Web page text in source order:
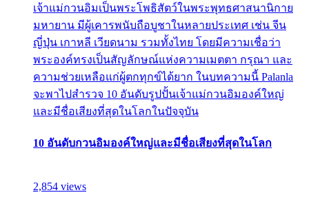
เจ้าแม่กวนอิมเป็นพระโพธิสัตว์ในพระพุทธศาสนานิกาย
มหายาน มีผู้เคารพนับถือบูชาในหลายประเทศ เช่น จีน
ญี่ปุ่น เกาหลี เวียดนาม รวมทั้งไทย โดยมีความเชื่อว่า
พระองค์ทรงเป็นสัญลักษณ์แห่งความเมตตา กรุณา และ
ความช่วยเหลือแก่ผู้ตกทุกข์ได้ยาก ในบทความนี้ Palanla
จะพาไปสำรวจ 10 อันดับรูปปั้นเจ้าแม่กวนอิมองค์ใหญ่
และมีชื่อเสียงที่สุดในโลกในปัจจุบัน
10 อันดับกวนอิมองค์ใหญ่และมีชื่อเสียงที่สุดในโลก
2,854 views